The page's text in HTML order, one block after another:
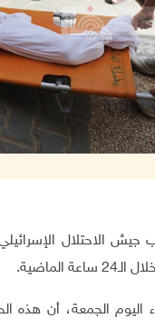
اليوم الجمعة، أن